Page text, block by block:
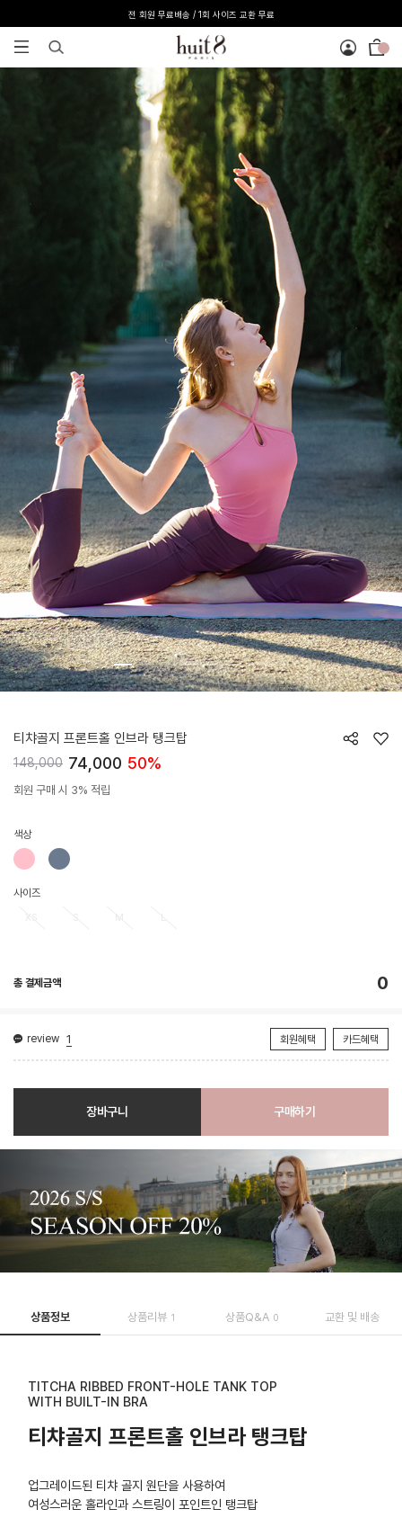
전 회원 무료배송 / 1회 사이즈 교환 무료
티챠골지 프론트홀 인브라 탱크탑
148,000 74,000 50%
회원 구매 시 3% 적립
색상
사이즈
총 결제금액 0
review 1 회원혜택 카드혜택
장바구니 구매하기
상품정보 상품리뷰 1 상품Q&A 0 교환 및 배송
TITCHA RIBBED FRONT-HOLE TANK TOP
WITH BUILT-IN BRA
티챠골지 프론트홀 인브라 탱크탑
업그레이드된 티챠 골지 원단을 사용하여
여성스러운 홀라인과 스트링이 포인트인 탱크탑